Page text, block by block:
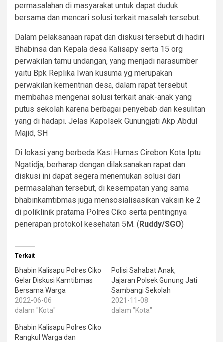
permasalahan di masyarakat untuk dapat duduk
bersama dan mencari solusi terkait masalah tersebut.
Dalam pelaksanaan rapat dan diskusi tersebut di hadiri
Bhabinsa dan Kepala desa Kalisapy serta 15 org
perwakilan tamu undangan, yang menjadi narasumber
yaitu Bpk Replika Iwan kusuma yg merupakan
perwakilan kementrian desa, dalam rapat tersebut
membahas mengenai solusi terkait anak-anak yang
putus sekolah karena berbagai penyebab dan kesulitan
yang di hadapi. Jelas Kapolsek Gunungjati Akp Abdul
Majid, SH
Di lokasi yang berbeda Kasi Humas Cirebon Kota Iptu
Ngatidja, berharap dengan dilaksanakan rapat dan
diskusi ini dapat segera menemukan solusi dari
permasalahan tersebut, di kesempatan yang sama
bhabinkamtibmas juga mensosialisasikan vaksin ke 2
di poliklinik pratama Polres Ciko serta pentingnya
penerapan protokol kesehatan 5M. (Ruddy/SGO)
Terkait
Bhabin Kalisapu Polres Ciko
Gelar Diskusi Kamtibmas
Bersama Warga
2022-06-06
dalam "Kota"
Polisi Sahabat Anak,
Jajaran Polsek Gunung Jati
Sambangi Sekolah
2021-11-08
dalam "Kota"
Bhabin Kalisapu Polres Ciko
Rangkul Warga dan